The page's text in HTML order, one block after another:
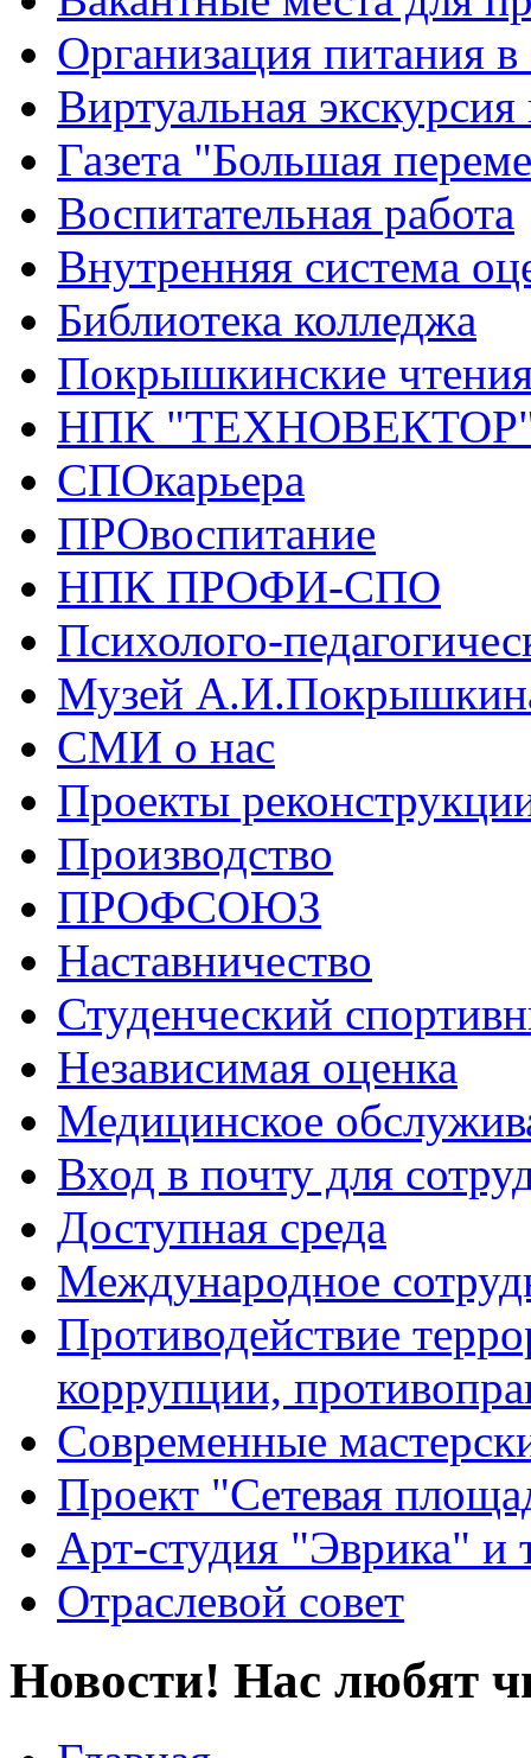
Организация питания в
Виртуальная
Газета "Большая
Воспитательная работа
Внутренняя система
Библиотека колледжа
Покрышкинские
НПК
СПОкарьера
ПРОвоспитание
НПК ПРОФИ-СПО
Психолого-
Музей
СМИ о нас
Проекты
Производство
ПРОФСОЮЗ
Наставничество
Студенческий
Независимая оценка
Медицинское
Вход в почту для
Доступная среда
Международное
Противодействие
коррупции,
Современные
Проект "Сетевая
Арт-студия "Эврика" и
Отраслевой совет
Новости! Нас любят